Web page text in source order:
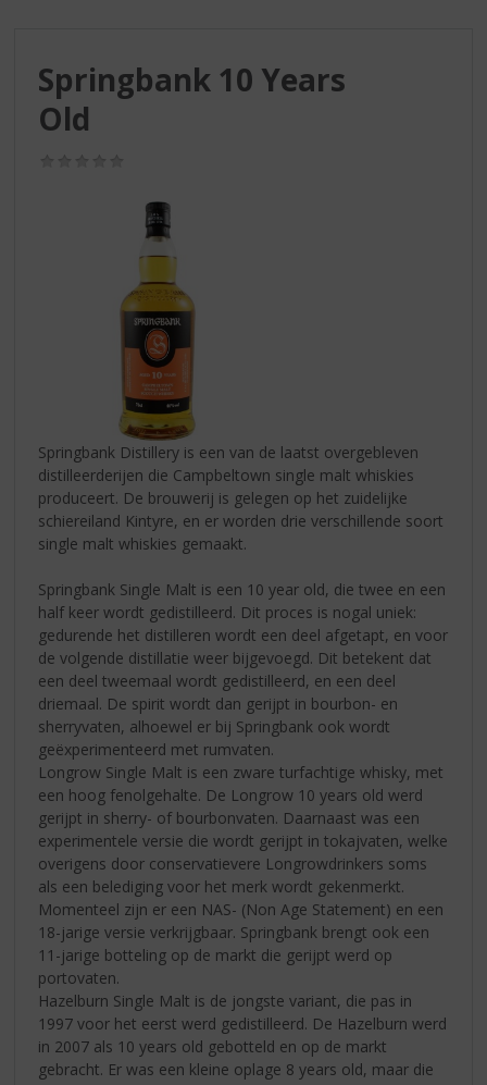
Springbank 10 Years
Old
Springbank Distillery is een van de laatst overgebleven
distilleerderijen die Campbeltown single malt whiskies
produceert. De brouwerij is gelegen op het zuidelijke
schiereiland Kintyre, en er worden drie verschillende soort
single malt whiskies gemaakt.
Springbank Single Malt is een 10 year old, die twee en een
half keer wordt gedistilleerd. Dit proces is nogal uniek:
gedurende het distilleren wordt een deel afgetapt, en voor
de volgende distillatie weer bijgevoegd. Dit betekent dat
een deel tweemaal wordt gedistilleerd, en een deel
driemaal. De spirit wordt dan gerijpt in bourbon- en
sherryvaten, alhoewel er bij Springbank ook wordt
geëxperimenteerd met rumvaten.
Longrow Single Malt is een zware turfachtige whisky, met
een hoog fenolgehalte. De Longrow 10 years old werd
gerijpt in sherry- of bourbonvaten. Daarnaast was een
experimentele versie die wordt gerijpt in tokajvaten, welke
overigens door conservatievere Longrowdrinkers soms
als een belediging voor het merk wordt gekenmerkt.
Momenteel zijn er een NAS- (Non Age Statement) en een
18-jarige versie verkrijgbaar. Springbank brengt ook een
11-jarige botteling op de markt die gerijpt werd op
portovaten.
Hazelburn Single Malt is de jongste variant, die pas in
1997 voor het eerst werd gedistilleerd. De Hazelburn werd
in 2007 als 10 years old gebotteld en op de markt
gebracht. Er was een kleine oplage 8 years old, maar die